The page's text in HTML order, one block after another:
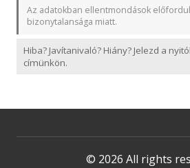
Az adatokban ellentmondások
bizonytalansága miatt.
Hiba? Javítanivaló? Hiány? Jelezd a
címünkön.
© 2026 All rights